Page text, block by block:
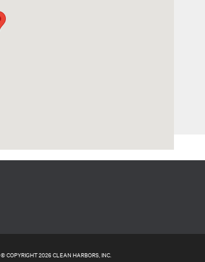
© COPYRIGHT 2026 CLEAN HARBORS, INC.